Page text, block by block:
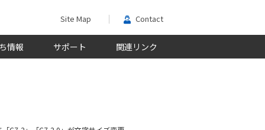
Site Map Contact
情報 サポート 関連リンク